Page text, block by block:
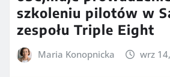
szkoleniu pilotów w
zespołu Triple Eight
Maria Konopnicka wrz